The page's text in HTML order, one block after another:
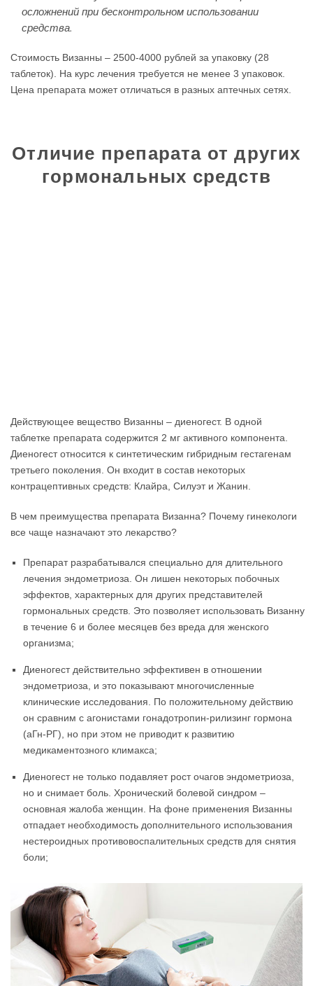
осложнений при бесконтрольном использовании
средства.
Стоимость Визанны – 2500-4000 рублей за упаковку (28
таблеток). На курс лечения требуется не менее 3 упаковок.
Цена препарата может отличаться в разных аптечных сетях.
Отличие препарата от других
гормональных средств
Действующее вещество Визанны – диеногест. В одной
таблетке препарата содержится 2 мг активного компонента.
Диеногест относится к синтетическим гибридным гестагенам
третьего поколения. Он входит в состав некоторых
контрацептивных средств: Клайра, Силуэт и Жанин.
В чем преимущества препарата Визанна? Почему гинекологи
все чаще назначают это лекарство?
Препарат разрабатывался специально для длительного
лечения эндометриоза. Он лишен некоторых побочных
эффектов, характерных для других представителей
гормональных средств. Это позволяет использовать Визанну
в течение 6 и более месяцев без вреда для женского
организма;
Диеногест действительно эффективен в отношении
эндометриоза, и это показывают многочисленные
клинические исследования. По положительному действию
он сравним с агонистами гонадотропин-рилизинг гормона
(аГн-РГ), но при этом не приводит к развитию
медикаментозного климакса;
Диеногест не только подавляет рост очагов эндометриоза,
но и снимает боль. Хронический болевой синдром –
основная жалоба женщин. На фоне применения Визанны
отпадает необходимость дополнительного использования
нестероидных противовоспалительных средств для снятия
боли;